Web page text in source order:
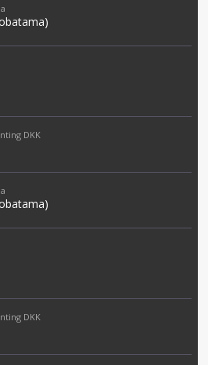
DKK
DKK